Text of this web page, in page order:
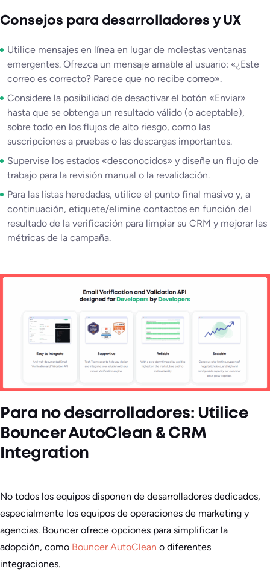
Consejos para desarrolladores y UX
Utilice mensajes en línea en lugar de molestas ventanas
emergentes. Ofrezca un mensaje amable al usuario: «¿Este
correo es correcto? Parece que no recibe correo».
Considere la posibilidad de desactivar el botón «Enviar»
hasta que se obtenga un resultado válido (o aceptable),
sobre todo en los flujos de alto riesgo, como las
suscripciones a pruebas o las descargas importantes.
Supervise los estados «desconocidos» y diseñe un flujo de
trabajo para la revisión manual o la revalidación.
Para las listas heredadas, utilice el punto final masivo y, a
continuación, etiquete/elimine contactos en función del
resultado de la verificación para limpiar su CRM y mejorar las
métricas de la campaña.
Para no desarrolladores: Utilice
Bouncer AutoClean & CRM
Integration
No todos los equipos disponen de desarrolladores dedicados,
especialmente los equipos de operaciones de marketing y
agencias. Bouncer ofrece opciones para simplificar la
adopción, como Bouncer AutoClean o diferentes
integraciones.